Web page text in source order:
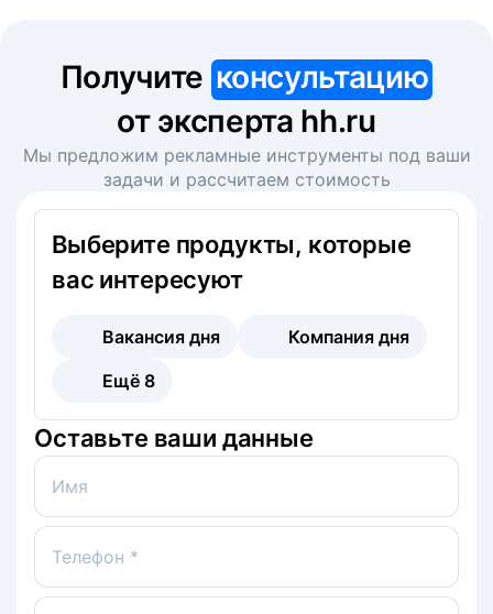
Получите консультацию
от эксперта hh.ru
Мы предложим рекламные инструменты под ваши
задачи и рассчитаем стоимость
Выберите продукты, которые
вас интересуют
Вакансия дня
Компания дня
Ещё 8
Оставьте ваши данные
Имя
Телефон *